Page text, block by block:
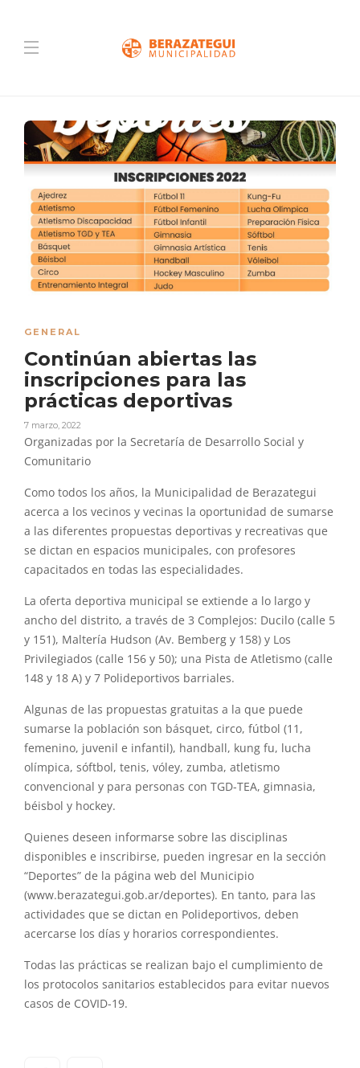
GENERAL
Continúan abiertas las
inscripciones para las
prácticas deportivas
7 marzo, 2022
Organizadas por la Secretaría de Desarrollo Social y
Comunitario
Como todos los años, la Municipalidad de Berazategui
acerca a los vecinos y vecinas la oportunidad de sumarse
a las diferentes propuestas deportivas y recreativas que
se dictan en espacios municipales, con profesores
capacitados en todas las especialidades.
La oferta deportiva municipal se extiende a lo largo y
ancho del distrito, a través de 3 Complejos: Ducilo (calle 5
y 151), Maltería Hudson (Av. Bemberg y 158) y Los
Privilegiados (calle 156 y 50); una Pista de Atletismo (calle
148 y 18 A) y 7 Polideportivos barriales.
Algunas de las propuestas gratuitas a la que puede
sumarse la población son básquet, circo, fútbol (11,
femenino, juvenil e infantil), handball, kung fu, lucha
olímpica, sóftbol, tenis, vóley, zumba, atletismo
convencional y para personas con TGD-TEA, gimnasia,
béisbol y hockey.
Quienes deseen informarse sobre las disciplinas
disponibles e inscribirse, pueden ingresar en la sección
“Deportes” de la página web del Municipio
(www.berazategui.gob.ar/deportes). En tanto, para las
actividades que se dictan en Polideportivos, deben
acercarse los días y horarios correspondientes.
Todas las prácticas se realizan bajo el cumplimiento de
los protocolos sanitarios establecidos para evitar nuevos
casos de COVID-19.